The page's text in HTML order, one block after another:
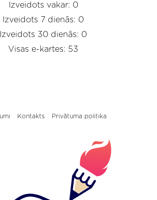
Izveidots vakar: 0
Izveidots 7 dienās: 0
Izveidots 30 dienās: 0
Visas e-kartes: 53
Kontakts Privātuma politika